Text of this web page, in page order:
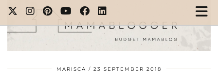
MARISCA 23 SEPTEMBER 2018